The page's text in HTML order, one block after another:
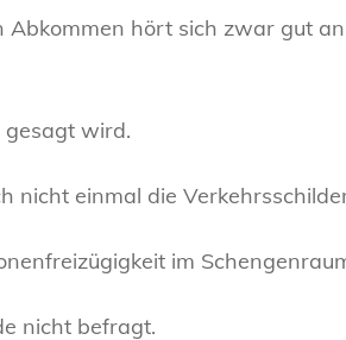
Abkommen hört sich zwar gut
wird.
nicht einmal die
im
nicht befragt.